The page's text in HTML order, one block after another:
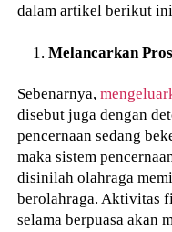
dalam artikel berikut
Melancarkan
Sebenarnya,
disebut juga dengan
pencernaan sedang
maka sistem
disinilah olahraga
berolahraga. Aktivitas
selama berpuasa akan